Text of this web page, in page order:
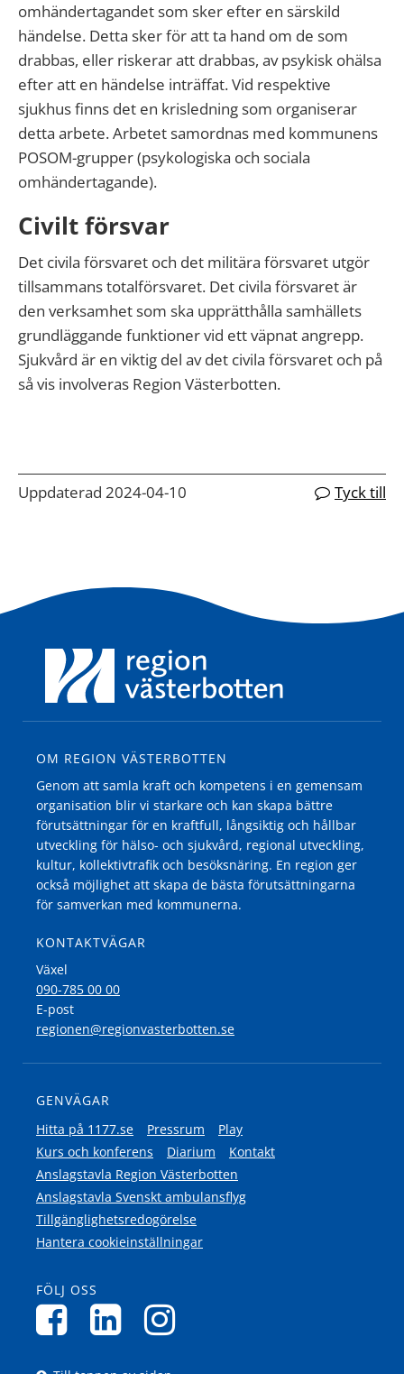
omhändertagandet som sker efter en särskild
händelse. Detta sker för att ta hand om de som
drabbas, eller riskerar att drabbas, av psykisk ohälsa
efter att en händelse inträffat. Vid respektive
sjukhus finns det en krisledning som organiserar
detta arbete. Arbetet samordnas med kommunens
POSOM-grupper (psykologiska och sociala
omhändertagande).
Civilt försvar
Det civila försvaret och det militära försvaret utgör
tillsammans totalförsvaret. Det civila försvaret är
den verksamhet som ska upprätthålla samhällets
grundläggande funktioner vid ett väpnat angrepp.
Sjukvård är en viktig del av det civila försvaret och på
så vis involveras Region Västerbotten.
Uppdaterad 2024-04-10 Tyck till
OM REGION VÄSTERBOTTEN
Genom att samla kraft och kompetens i en gemensam
organisation blir vi starkare och kan skapa bättre
förutsättningar för en kraftfull, långsiktig och hållbar
utveckling för hälso- och sjukvård, regional utveckling,
kultur, kollektivtrafik och besöksnäring. En region ger
också möjlighet att skapa de bästa förutsättningarna
för samverkan med kommunerna.
KONTAKTVÄGAR
Växel
090-785 00 00
E-post
regionen@regionvasterbotten.se
GENVÄGAR
Hitta på 1177.se
Pressrum
Play
Kurs och konferens
Diarium
Kontakt
Anslagstavla Region Västerbotten
Anslagstavla Svenskt ambulansflyg
Tillgänglighetsredogörelse
Hantera cookieinställningar
FÖLJ OSS